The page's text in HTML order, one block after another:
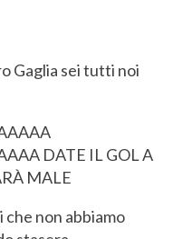
Gaglia sei tutti noi
DATE IL GOL A
MALE
che non abbiamo